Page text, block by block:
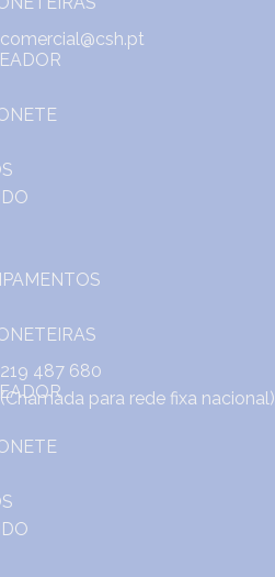
comercial@csh.pt
219 487 680
(Chamada para rede fixa nacional)